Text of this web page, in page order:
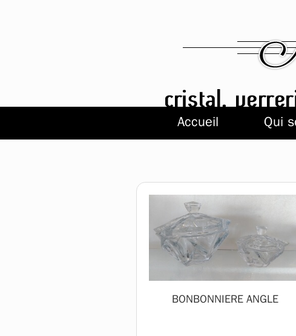
Accueil Qui
BONBONNIERE ANGLE